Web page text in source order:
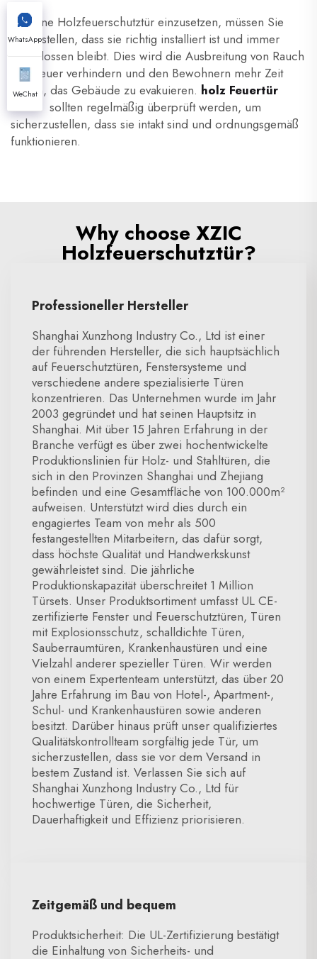
Um eine Holzfeuerschutztür einzusetzen, müssen Sie
sicherstellen, dass sie richtig installiert ist und immer
geschlossen bleibt. Dies wird die Ausbreitung von Rauch
und Feuer verhindern und den Bewohnern mehr Zeit
geben, das Gebäude zu evakuieren. holz Feuertür
innen sollten regelmäßig überprüft werden, um
sicherzustellen, dass sie intakt sind und ordnungsgemäß
funktionieren.
Why choose XZIC
Holzfeuerschutztür?
Professioneller Hersteller
Shanghai Xunzhong Industry Co., Ltd ist einer
der führenden Hersteller, die sich hauptsächlich
auf Feuerschutztüren, Fenstersysteme und
verschiedene andere spezialisierte Türen
konzentrieren. Das Unternehmen wurde im Jahr
2003 gegründet und hat seinen Hauptsitz in
Shanghai. Mit über 15 Jahren Erfahrung in der
Branche verfügt es über zwei hochentwickelte
Produktionslinien für Holz- und Stahltüren, die
sich in den Provinzen Shanghai und Zhejiang
befinden und eine Gesamtfläche von 100.000m²
aufweisen. Unterstützt wird dies durch ein
engagiertes Team von mehr als 500
festangestellten Mitarbeitern, das dafür sorgt,
dass höchste Qualität und Handwerkskunst
gewährleistet sind. Die jährliche
Produktionskapazität überschreitet 1 Million
Türsets. Unser Produktsortiment umfasst UL CE-
zertifizierte Fenster und Feuerschutztüren, Türen
mit Explosionsschutz, schalldichte Türen,
Sauberraumtüren, Krankenhaustüren und eine
Vielzahl anderer spezieller Türen. Wir werden
von einem Expertenteam unterstützt, das über 20
Jahre Erfahrung im Bau von Hotel-, Apartment-,
Schul- und Krankenhaustüren sowie anderen
besitzt. Darüber hinaus prüft unser qualifiziertes
Qualitätskontrollteam sorgfältig jede Tür, um
sicherzustellen, dass sie vor dem Versand in
bestem Zustand ist. Verlassen Sie sich auf
Shanghai Xunzhong Industry Co., Ltd für
hochwertige Türen, die Sicherheit,
Dauerhaftigkeit und Effizienz priorisieren.
Zeitgemäß und bequem
Produktsicherheit: Die UL-Zertifizierung bestätigt
die Einhaltung von Sicherheits- und
WhatsApp
WeChat